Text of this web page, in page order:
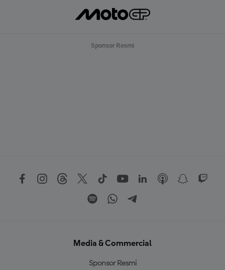
Sponsor Resmi
Media & Commercial
Sponsor Resmi